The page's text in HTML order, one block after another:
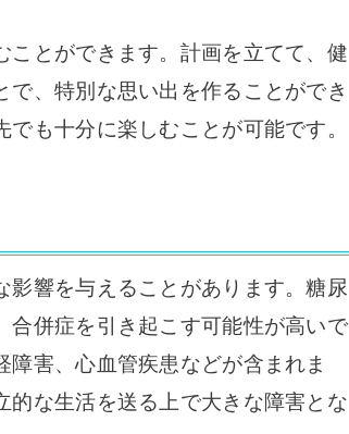
ことができます。計画を立てて、健
、特別な思い出を作ることができ
も十分に楽しむことが可能です。
響を与えることがあります。糖尿
合併症を引き起こす可能性が高いで
害、心血管疾患などが含まれま
的な生活を送る上で大きな障害とな